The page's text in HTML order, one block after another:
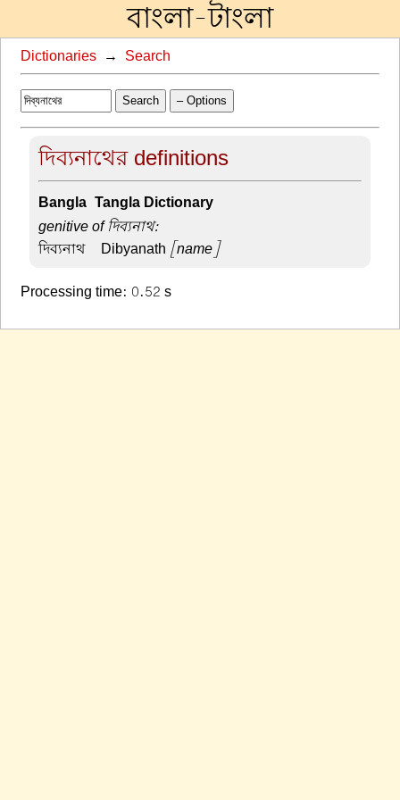
বাংলা-টাংলা
Dictionaries → Search
Search – Options
দিব্যনাথের definitions
Bangla-Tangla Dictionary
genitive of দিব্যনাথ:
দিব্যনাথ – Dibyanath [name]
Processing time: 0.52 s